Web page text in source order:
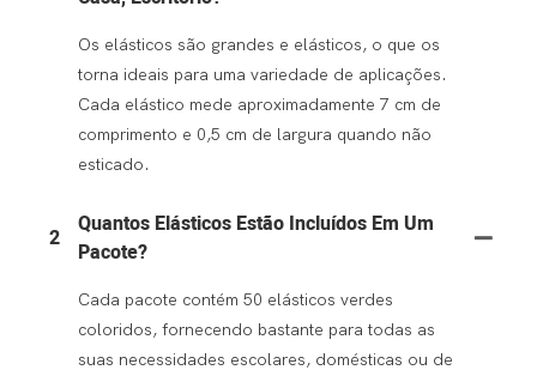
Os elásticos são grandes e elásticos, o que os
torna ideais para uma variedade de aplicações.
Cada elástico mede aproximadamente 7 cm de
comprimento e 0,5 cm de largura quando não
esticado.
2
Quantos Elásticos Estão Incluídos Em Um
Pacote?
Cada pacote contém 50 elásticos verdes
coloridos, fornecendo bastante para todas as
suas necessidades escolares, domésticas ou de